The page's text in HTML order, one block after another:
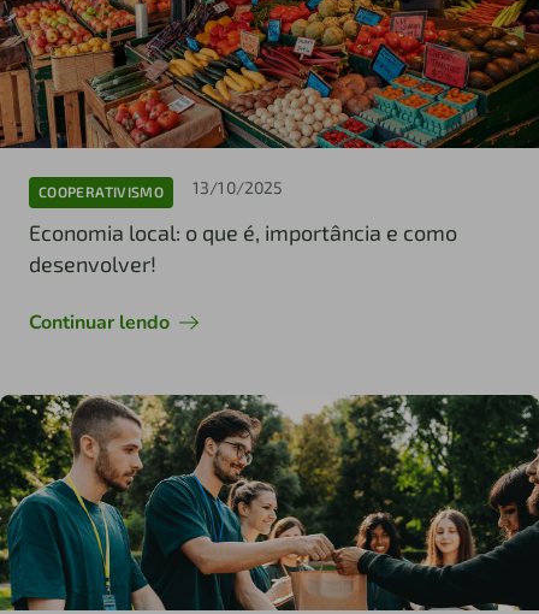
COOPERATIVISMO 13/10/2025
Economia local: o que é, importância e como
desenvolver!
Continuar lendo